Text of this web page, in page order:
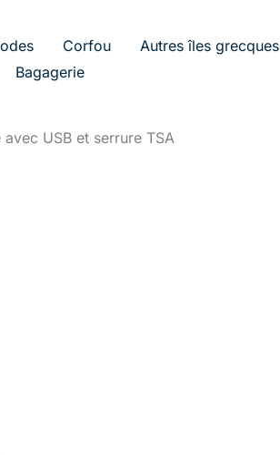
Corfou Autres îles grecques
Bagagerie
USB et serrure TSA